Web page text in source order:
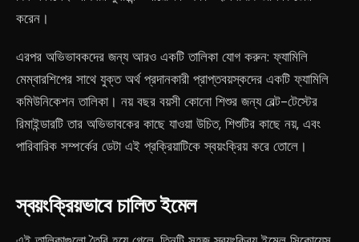
করেন।
এরপর অভিভাবকদের জন্য আরও একটি তালিকা যোগ করুন: ফ্যামিলি
মেম্বারশিপের সাথে যুক্ত অর্থ প্রদানকারী প্রাপ্তবয়স্কদের একটি ফ্যামিলি
কমিউনিকেশন তালিকা। নয় বছর বয়সী কোনো শিশুর জন্য বেল্ট-টেস্টের
রিমাইন্ডারটি তার অভিভাবকের কাছে যাওয়া উচিত, শিশুটির কাছে নয়, এবং
পারিবারিক সম্পর্কের ডেটা এই প্রক্রিয়াটিকে স্বয়ংক্রিয় করে তোলে।
স্বয়ংক্রিয়ভাবে চালিত ইমেল